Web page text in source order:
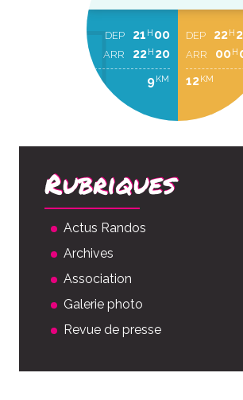
DEP 21 H 00
ARR 22H 20
9KM
DEP 22H
ARR 00H
12KM
Rubriques
Actus Randos
Archives
Association
Galerie photo
Revue de presse